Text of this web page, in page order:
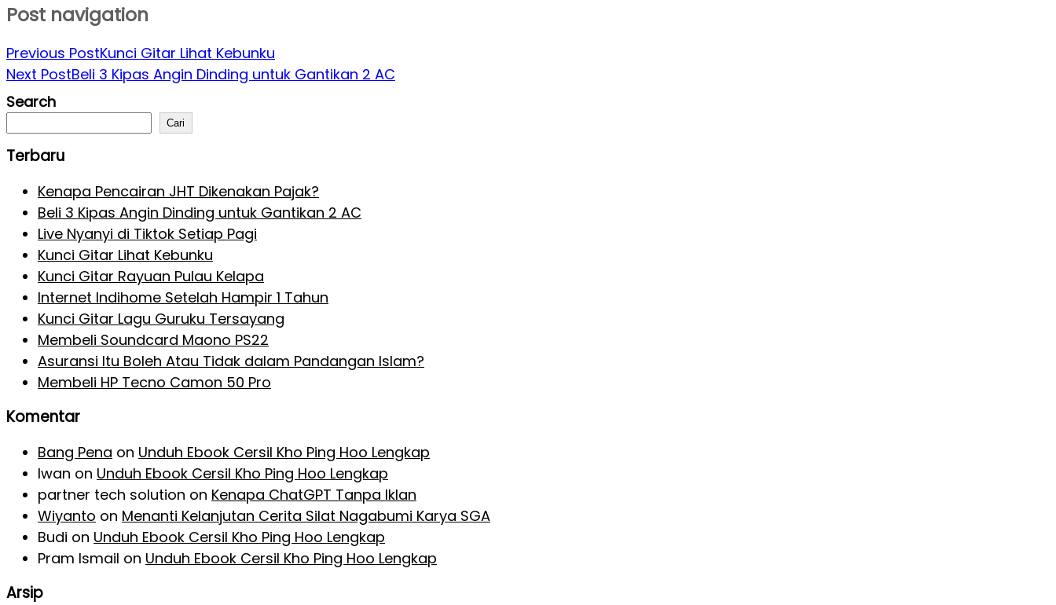
Post navigation
Previous PostKunci Gitar Lihat Kebunku
Next PostBeli 3 Kipas Angin Dinding untuk Gantikan 2 AC
Search
Cari
Terbaru
Kenapa Pencairan JHT Dikenakan Pajak?
Beli 3 Kipas Angin Dinding untuk Gantikan 2 AC
Live Nyanyi di Tiktok Setiap Pagi
Kunci Gitar Lihat Kebunku
Kunci Gitar Rayuan Pulau Kelapa
Internet Indihome Setelah Hampir 1 Tahun
Kunci Gitar Lagu Guruku Tersayang
Membeli Soundcard Maono PS22
Asuransi Itu Boleh Atau Tidak dalam Pandangan Islam?
Membeli HP Tecno Camon 50 Pro
Komentar
Bang Pena on Unduh Ebook Cersil Kho Ping Hoo Lengkap
Iwan on Unduh Ebook Cersil Kho Ping Hoo Lengkap
partner tech solution on Kenapa ChatGPT Tanpa Iklan
Wiyanto on Menanti Kelanjutan Cerita Silat Nagabumi Karya SGA
Budi on Unduh Ebook Cersil Kho Ping Hoo Lengkap
Pram Ismail on Unduh Ebook Cersil Kho Ping Hoo Lengkap
Arsip